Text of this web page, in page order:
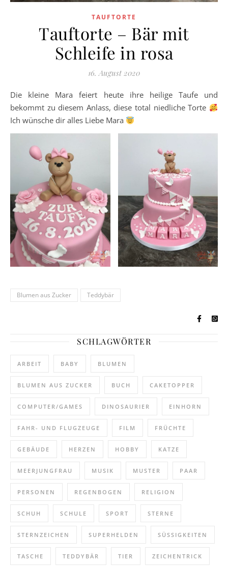
TAUFTORTE
Tauftorte – Bär mit
Schleife in rosa
16. August 2020
Die kleine Mara feiert heute ihre heilige Taufe und
bekommt zu diesem Anlass, diese total niedliche Torte
Ich wünsche dir alles Liebe Mara
Blumen aus Zucker Teddybär
SCHLAGWÖRTER
ARBEIT BABY BLUMEN
BLUMEN AUS ZUCKER BUCH CAKETOPPER
COMPUTER/GAMES DINOSAURIER EINHORN
FAHR- UND FLUGZEUGE FILM FRÜCHTE
GEBÄUDE HERZEN HOBBY KATZE
MEERJUNGFRAU MUSIK MUSTER PAAR
PERSONEN REGENBOGEN RELIGION
SCHUH SCHULE SPORT STERNE
STERNZEICHEN SUPERHELDEN SÜSSIGKEITEN
TASCHE TEDDYBÄR TIER ZEICHENTRICK